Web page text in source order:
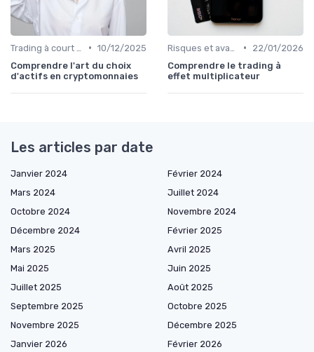
• 10/12/2025
Comprendre l'art du choix
d'actifs en cryptomonnaies
•
22/01/2026
Comprendre le trading à
effet multiplicateur
Les articles par date
Janvier 2024
Février 2024
Mars 2024
Juillet 2024
Octobre 2024
Novembre 2024
Décembre 2024
Février 2025
Mars 2025
Avril 2025
Mai 2025
Juin 2025
Juillet 2025
Août 2025
Septembre 2025
Octobre 2025
Novembre 2025
Décembre 2025
Janvier 2026
Février 2026